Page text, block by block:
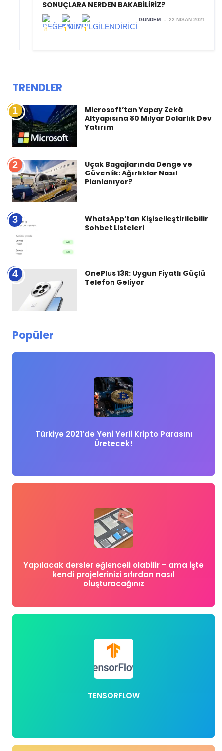
SONUÇLARA NERDEN BAKABİLİRİZ?
8 1 1
GÜNDEM - 22 NISAN 2021
TRENDLER
1
Microsoft’tan Yapay Zekâ
Altyapısına 80 Milyar Dolarlık Dev
Yatırım
2
Uçak Bagajlarında Denge ve
Güvenlik: Ağırlıklar Nasıl
Planlanıyor?
3
WhatsApp’tan Kişiselleştirilebilir
Sohbet Listeleri
4
OnePlus 13R: Uygun Fiyatlı Güçlü
Telefon Geliyor
Popüler
Türkiye 2021’de Yeni Yerli Kripto Parasını
Üretecek!
Yapılacak dersler eğlenceli olabilir – ama işte
kendi projelerinizi sıfırdan nasıl
oluşturacağınız
TENSORFLOW